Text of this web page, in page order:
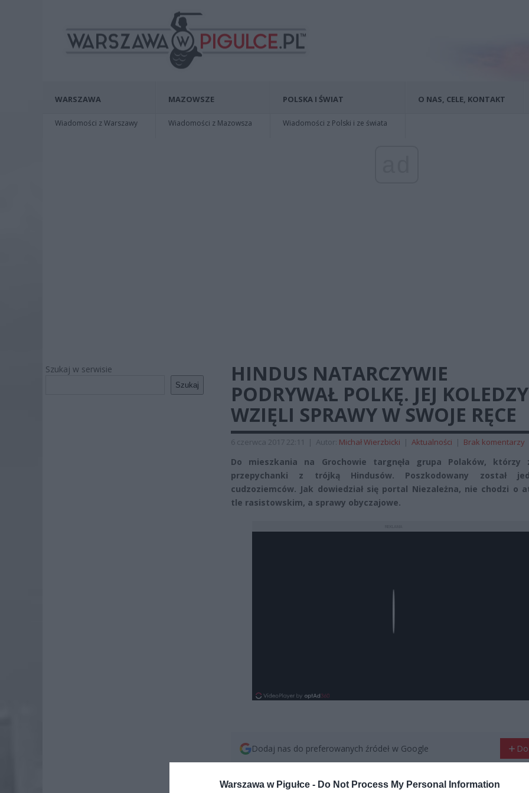
Warszawa w Pigułce - Do Not Process My Personal Information
WARSZAWA
Wiadomości z Warszawy
MAZOWSZE
Wiadomości z Mazowsza
POLSKA I ŚWIAT
Wiadomości z Polski i ze świata
O NAS, CELE, KONTAKT
Szukaj w serwisie
Szukaj
HINDUS NATARCZYWIE
PODRYWAŁ POLKĘ. JEJ KOLEDZY
WZIĘLI SPRAWY W SWOJE RĘCE
6 czerwca 2017 22:11 | Autor: Michał Wierzbicki | Aktualności | Brak komentarzy
Do mieszkania na Grochowie targnęła grupa Polaków, którzy
przepychanki z trójką Hindusów. Poszkodowany został
cudzoziemców. Jak dowiedział się portal Niezależna, nie chodzi o
tle rasistowskim, a sprawy obyczajowe.
Dodaj nas do preferowanych źródeł w Google